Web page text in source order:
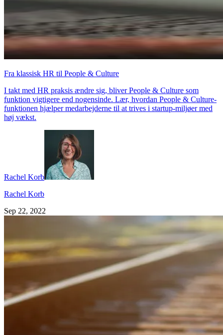
Fra klassisk HR til People & Culture
I takt med HR praksis ændre sig, bliver People & Culture som
funktion vigtigere end nogensinde. Lær, hvordan People & Culture-
funktionen hjælper medarbejderne til at trives i startup-miljøer med
høj vækst.
Rachel Korb
Rachel Korb
Sep 22, 2022